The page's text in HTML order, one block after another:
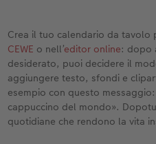
Crea il tuo calendario da tavolo
CEWE o nell’editor online: dopo
desiderato, puoi decidere il
aggiungere testo, sfondi e
esempio con questo
cappuccino del mondo».
quotidiane che rendono la vita